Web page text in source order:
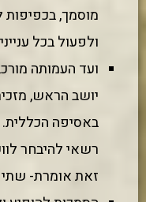
מוסמך, בכפיפות
ולפעול בכל
יושב הראש,
באסיפה
רשאי להיבחר
זאת אומרת- שתי